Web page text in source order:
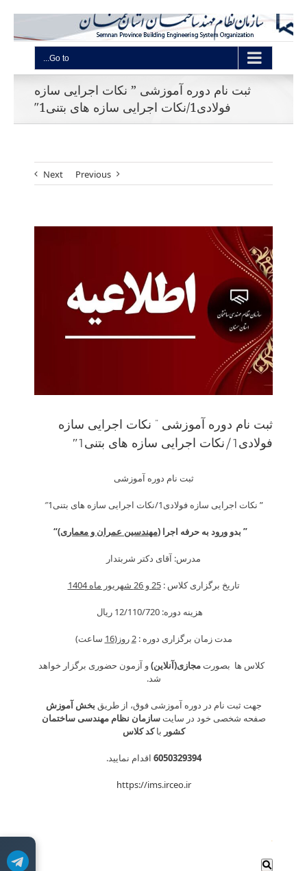
Go to...
ثبت نام دوره آموزشی ” نکات اجرایی سازه
فولادی1/نکات اجرایی سازه های بتنی1″
Previous
Next
View
Larger
Image
ثبت نام دوره آموزشی ” نکات اجرایی سازه
فولادی1/نکات اجرایی سازه های بتنی1″
ثبت نام دوره آموزشی
” نکات اجرایی سازه فولادی1/نکات اجرایی سازه های بتنی1″
” بدو ورود به حرفه اجرا (مهندسین عمران و معماری)“
مدرس: آقای دکتر شربتدار
تاریخ برگزاری کلاس :25 و 26 شهریور ماه 1404
هزینه دوره: 12/110/720 ريال
مدت زمان برگزاری دوره :2روز(16 ساعت)
کلاس ها بصورتمجازی(آنلاین)و آزمون حضوری برگزار خواهد
شد.
جهت ثبت نام در دوره آموزشی فوق، از طریق بخش آموزش
صفحه شخصی خود در سایتسازمان نظام مهندسی ساختمان
کشور باکد کلاس
6050329394 اقدام نمایید.
https://ims.irceo.ir
.